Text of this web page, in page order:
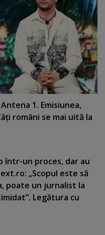
1. Emisiunea,
români se mai uită la
într-un proces, dar au
„Scopul este să
poate un jurnalist la
Legătura cu